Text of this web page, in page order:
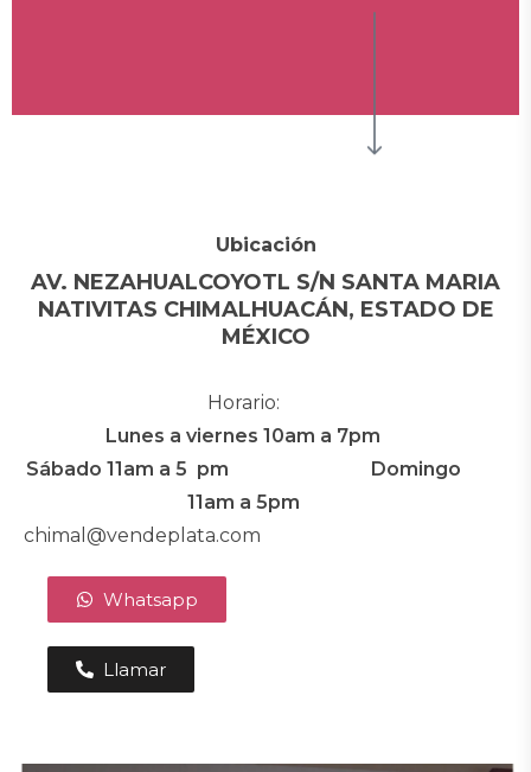
Ubicación
AV. NEZAHUALCOYOTL S/N SANTA MARIA
NATIVITAS CHIMALHUACÁN, ESTADO DE
MÉXICO
Horario:
Lunes a viernes 10am a 7pm
Sábado 11am a 5 pm
Domingo
11am a 5pm
chimal@vendeplata.com
Whatsapp
Llamar